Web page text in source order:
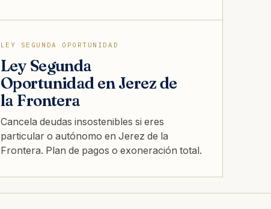
LEY SEGUNDA OPORTUNIDAD
Ley Segunda
Oportunidad en Jerez de
la Frontera
Cancela deudas insostenibles si eres
particular o autónomo en Jerez de la
Frontera. Plan de pagos o exoneración total.